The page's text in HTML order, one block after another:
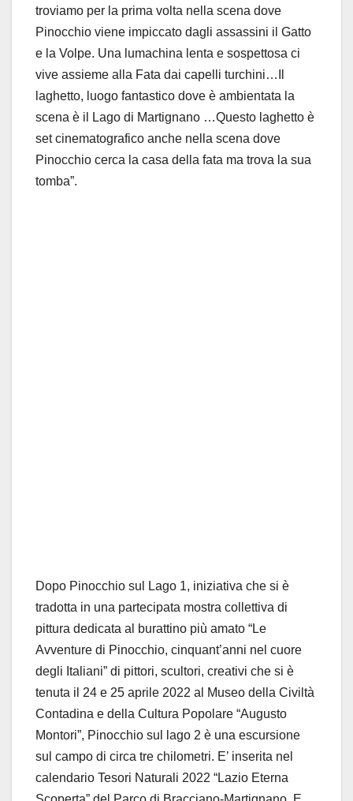
troviamo per la prima volta nella scena dove
Pinocchio viene impiccato dagli assassini il Gatto
e la Volpe. Una lumachina lenta e sospettosa ci
vive assieme alla Fata dai capelli turchini…Il
laghetto, luogo fantastico dove è ambientata la
scena è il Lago di Martignano …Questo laghetto è
set cinematografico anche nella scena dove
Pinocchio cerca la casa della fata ma trova la sua
tomba”.
Dopo Pinocchio sul Lago 1, iniziativa che si è
tradotta in una partecipata mostra collettiva di
pittura dedicata al burattino più amato “Le
Avventure di Pinocchio, cinquant’anni nel cuore
degli Italiani” di pittori, scultori, creativi che si è
tenuta il 24 e 25 aprile 2022 al Museo della Civiltà
Contadina e della Cultura Popolare “Augusto
Montori”, Pinocchio sul lago 2 è una escursione
sul campo di circa tre chilometri. E’ inserita nel
calendario Tesori Naturali 2022 “Lazio Eterna